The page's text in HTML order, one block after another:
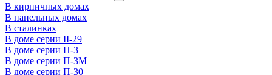
В кирпичных домах
В панельных домах
В сталинках
В доме серии II-29
В доме серии П-3
В доме серии П-3М
В доме серии П-30